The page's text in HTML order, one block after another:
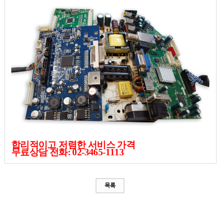
합리적이고 저렴한 서비스 가격
무료상담 전화: 02-3465-1113
목록